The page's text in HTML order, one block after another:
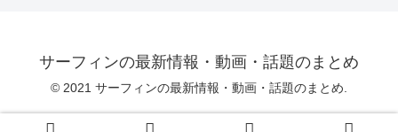
サーフィンの最新情報・動画・話題のまとめ
© 2021 サーフィンの最新情報・動画・話題のまとめ.